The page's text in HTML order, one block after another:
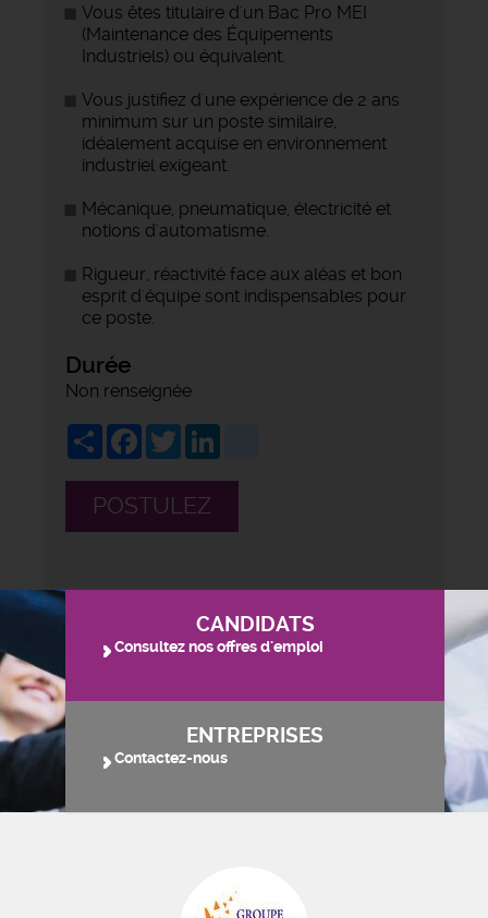
Vous êtes titulaire d'un Bac Pro MEI
(Maintenance des Équipements
Industriels) ou équivalent.
Vous justifiez d'une expérience de 2 ans
minimum sur un poste similaire,
idéalement acquise en environnement
industriel exigeant.
Mécanique, pneumatique, électricité et
notions d'automatisme.
Rigueur, réactivité face aux aléas et bon
esprit d'équipe sont indispensables pour
ce poste.
Durée
Non renseignée
ShareFacebook
Twitter
POSTULEZ
CANDIDATS
Consultez nos offres d'emploi
ENTREPRISES
Contactez-nous